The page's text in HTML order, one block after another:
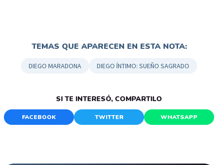
TEMAS QUE APARECEN EN ESTA NOTA:
DIEGO MARADONA DIEGO ÍNTIMO: SUEÑO SAGRADO
SI TE INTERESÓ, COMPARTILO
FACEBOOK TWITTER WHATSAPP